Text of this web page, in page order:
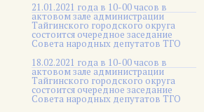
21.01.2021 года в 10-00 часов в
актовом зале администрации
Тайгинского городского округа
состоится очередное заседание
Совета народных депутатов ТГО
18.02.2021 года в 10-00 часов в
актовом зале администрации
Тайгинского городского округа
состоится очередное заседание
Совета народных депутатов ТГО